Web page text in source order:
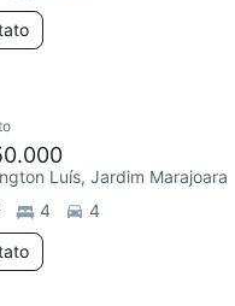
Luís, Jardim Marajoara
4
4